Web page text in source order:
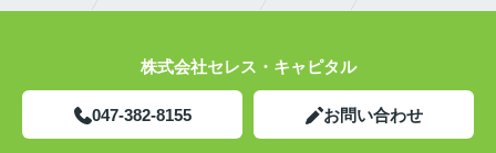
株式会社セレス・キャピタル
047-382-8155 お問い合わせ